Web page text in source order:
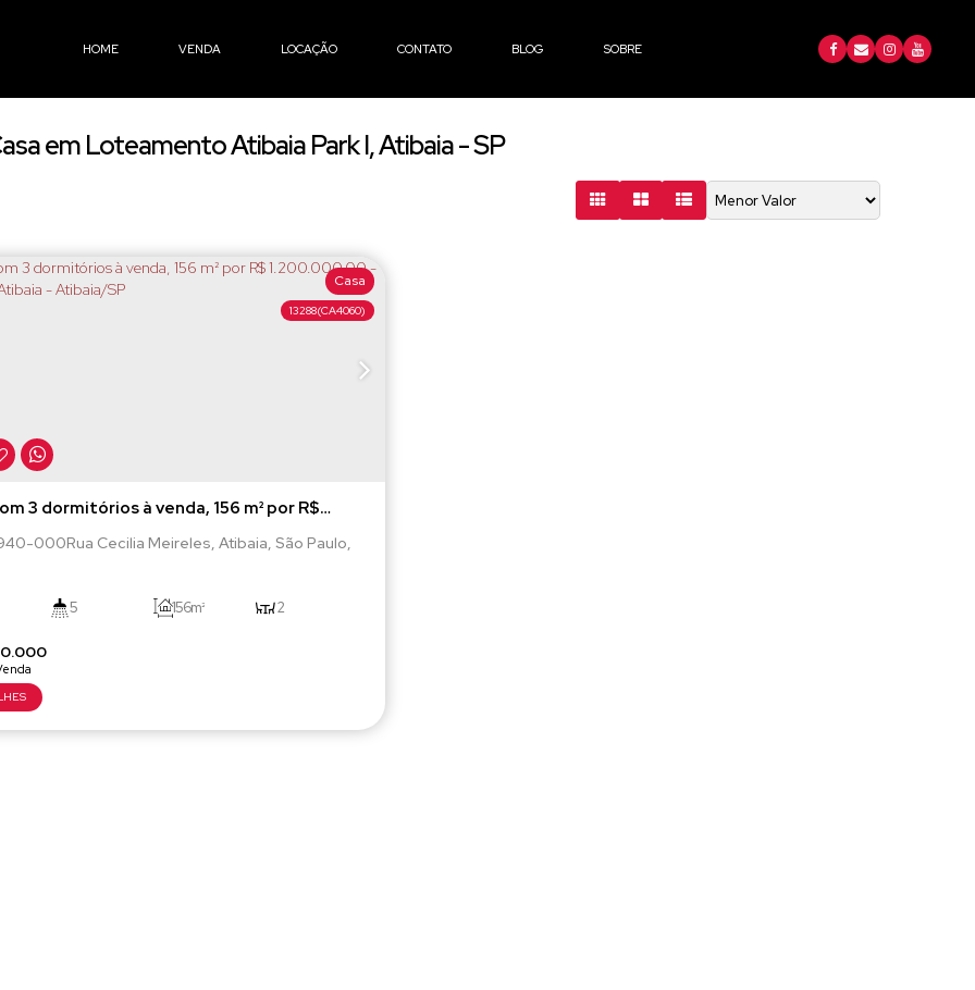
CONTATO BLOG SOBRE
LOCAÇÃO
VENDA
HOME
em Loteamento Atibaia Park I, Atibaia - SP
13288(CA4060)
Casa
3 dormitórios à venda, 156 m² por R$
- Terras de Atibaia - Atibaia/SP
000Rua Cecilia Meireles, Atibaia, São Paulo,
5 156m² 2